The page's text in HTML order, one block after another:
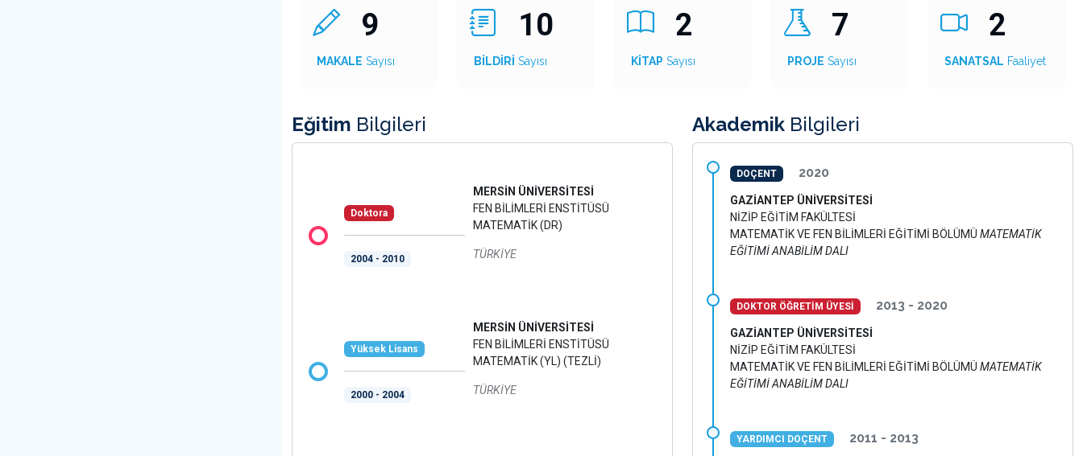
9
MAKALE Sayısı
10
BİLDİRİ Sayısı
2
KİTAP Sayısı
7
PROJE Sayısı
2
SANATSAL Faaliyet
Eğitim Bilgileri
Doktora
2004 - 2010
MERSİN ÜNİVERSİTESİ
FEN BİLİMLERİ ENSTİTÜSÜ
MATEMATİK (DR)
TÜRKİYE
Yüksek Lisans
2000 - 2004
MERSİN ÜNİVERSİTESİ
FEN BİLİMLERİ ENSTİTÜSÜ
MATEMATİK (YL) (TEZLİ)
TÜRKİYE
Akademik Bilgileri
DOÇENT 2020
GAZİANTEP ÜNİVERSİTESİ
NİZİP EĞİTİM FAKÜLTESİ
MATEMATİK VE FEN BİLİMLERİ EĞİTİMİ BÖLÜMÜ MATEMATİK
EĞİTİMİ ANABİLİM DALI
DOKTOR ÖĞRETİM ÜYESİ 2013 - 2020
GAZİANTEP ÜNİVERSİTESİ
NİZİP EĞİTİM FAKÜLTESİ
MATEMATİK VE FEN BİLİMLERİ EĞİTİMİ BÖLÜMÜ MATEMATİK
EĞİTİMİ ANABİLİM DALI
YARDIMCI DOÇENT 2011 - 2013